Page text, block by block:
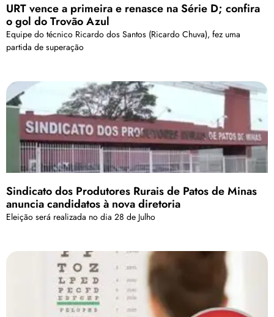
URT vence a primeira e renasce na Série D; confira
o gol do Trovão Azul
Equipe do técnico Ricardo dos Santos (Ricardo Chuva), fez uma
partida de superação
Sindicato dos Produtores Rurais de Patos de Minas
anuncia candidatos à nova diretoria
Eleição será realizada no dia 28 de Julho